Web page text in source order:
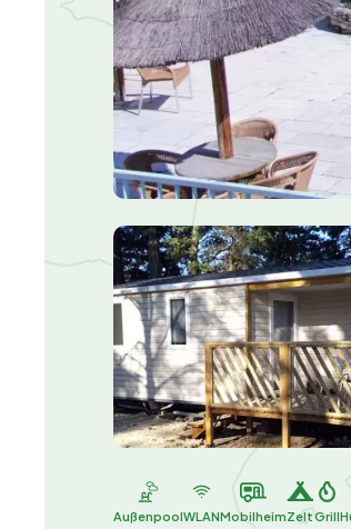
AußenpoolWLANMobilheimZeltGrill